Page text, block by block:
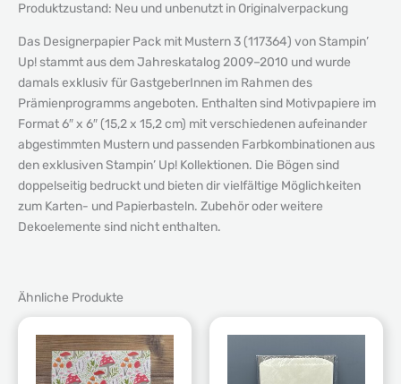
Produktzustand: Neu und unbenutzt in Originalverpackung
Das Designerpapier Pack mit Mustern 3 (117364) von Stampin’
Up! stammt aus dem Jahreskatalog 2009–2010 und wurde
damals exklusiv für GastgeberInnen im Rahmen des
Prämienprogramms angeboten. Enthalten sind Motivpapiere im
Format 6″ x 6″ (15,2 x 15,2 cm) mit verschiedenen aufeinander
abgestimmten Mustern und passenden Farbkombinationen aus
den exklusiven Stampin’ Up! Kollektionen. Die Bögen sind
doppelseitig bedruckt und bieten dir vielfältige Möglichkeiten
zum Karten- und Papierbasteln. Zubehör oder weitere
Dekoelemente sind nicht enthalten.
Ähnliche Produkte